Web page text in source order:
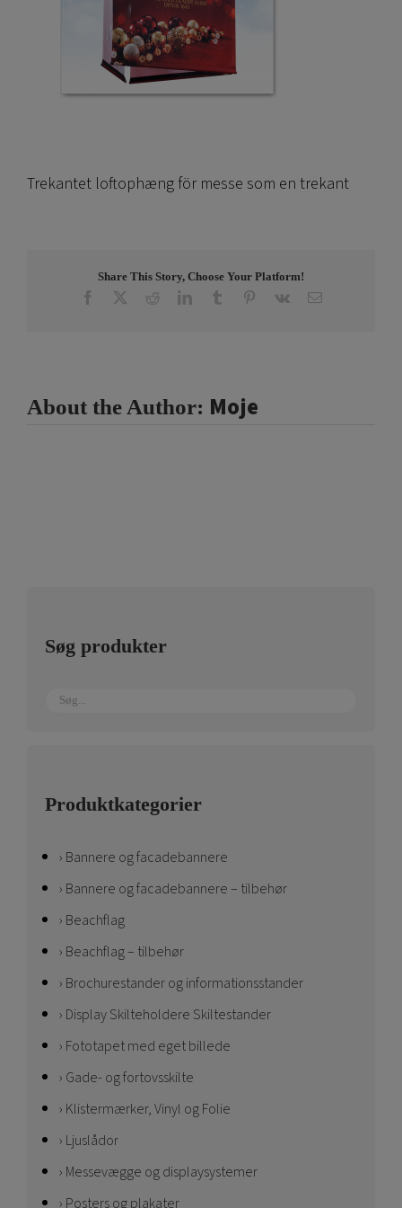
Trekantet loftophæng för messe som en trekant
Share This Story, Choose Your Platform!
Facebook RedditLinkedInTumblr Pinterest
Vk Email
About the Author: Moje
Søg produkter
Produktkategorier
Bannere og facadebannere
Bannere og facadebannere – tilbehør
Beachflag
Beachflag – tilbehør
Brochurestander og informationsstander
Display Skilteholdere Skiltestander
Fototapet med eget billede
Gade- og fortovsskilte
Klistermærker, Vinyl og Folie
Ljuslådor
Messevægge og displaysystemer
Posters og plakater